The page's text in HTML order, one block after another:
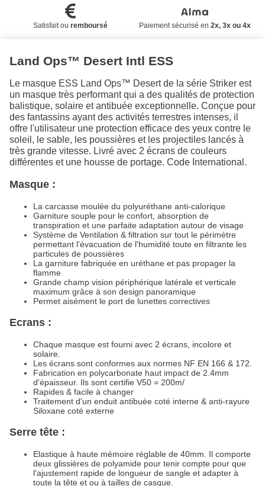
Satisfait ou remboursé Paiement sécurisé en 2x, 3x ou 4x
Land Ops™ Desert Intl ESS
Le masque ESS Land Ops™ Desert de la série Striker est
un masque très performant qui a des qualités de protection
balistique, solaire et antibuée exceptionnelle. Conçue pour
des fantassins ayant des activités terrestres intenses, il
offre l'utilisateur une protection efficace des yeux contre le
soleil, le sable, les poussières et les projectiles lancés à
très grande vitesse. Livré avec 2 écrans de couleurs
différentes et une housse de portage. Code International.
Masque :
La carcasse moulée du polyuréthane anti-calorique
Garniture souple pour le confort, absorption de
transpiration et une parfaite adaptation autour de visage
Système de Ventilation & filtration sur tout le périmètre
permettant l'évacuation de l'humidité toute en filtrante les
particules de poussières
La garniture fabriquée en uréthane et pas propager la
flamme
Grande champ vision périphérique latérale et verticale
maximum grâce à son design panoramique
Permet aisément le port de lunettes correctives
Ecrans :
Chaque masque est fourni avec 2 écrans, incolore et
solaire.
Les écrans sont conformes aux normes NF EN 166 & 172.
Fabrication en polycarbonate haut impact de 2.4mm
d'épaisseur. Ils sont certifie V50 = 200m/
Rapides & facile à changer
Traitement d'un enduit antibuée coté interne & anti-rayure
Siloxane coté externe
Serre tête :
Elastique à haute mémoire réglable de 40mm. Il comporte
deux glissières de polyamide pour tenir compte pour que
l'ajustement rapide de longueur de sangle et adapter à
toute la tête et ou à tailles de casque.